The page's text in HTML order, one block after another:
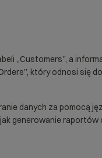
„Customers”, a
który odnosi się
danych za pomocą
generowanie